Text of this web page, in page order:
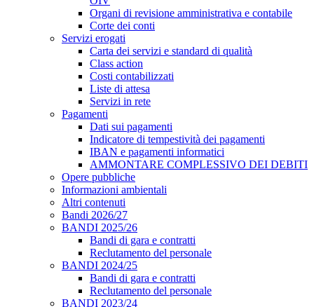
Organi di revisione amministrativa e contabile
Corte dei conti
Servizi erogati
Carta dei servizi e standard di qualità
Class action
Costi contabilizzati
Liste di attesa
Servizi in rete
Pagamenti
Dati sui pagamenti
Indicatore di tempestività dei pagamenti
IBAN e pagamenti informatici
AMMONTARE COMPLESSIVO DEI DEBITI
Opere pubbliche
Informazioni ambientali
Altri contenuti
Bandi 2026/27
BANDI 2025/26
Bandi di gara e contratti
Reclutamento del personale
BANDI 2024/25
Bandi di gara e contratti
Reclutamento del personale
BANDI 2023/24